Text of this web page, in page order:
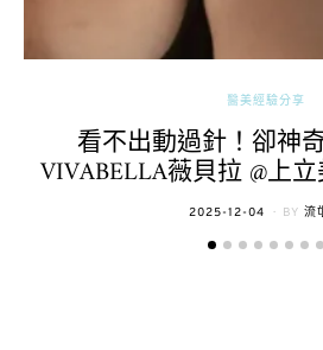
醫美經驗分享
看不出動過針！卻神
VIVABELLA薇貝拉 @上
POSTED
2025-12-04 BY 流